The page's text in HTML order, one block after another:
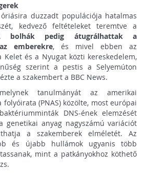
duzzadt populációja hatalmas
kedvező feltételeket teremtve a
bolhák pedig átugrálhattak a
emberekre, és mivel ebben az
Kelet és a Nyugat közti kereskedelem,
szerint a pestis a Selyemúton
a szakembert a BBC News.
tanulmányát az amerikai
(PNAS) közölte, most európai
DNS-ének elemzését
genetikai anyag nagyszámú variációt
a szakemberek elméletét. Az
és újabb hullámok ugyanis több
mint a patkányokhoz köthető